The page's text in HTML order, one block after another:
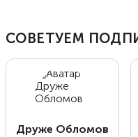
СОВЕТУЕМ
Друже Обломов